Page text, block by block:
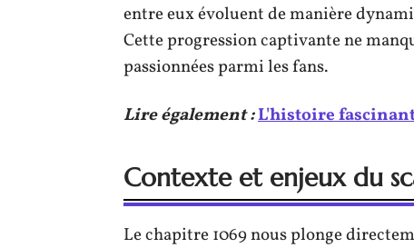
entre eux évoluent de manière
Cette progression captivante ne
passionnées parmi les fans.
Lire également :L'histoire
Contexte et enjeux du
Le chapitre 1069 nous plonge